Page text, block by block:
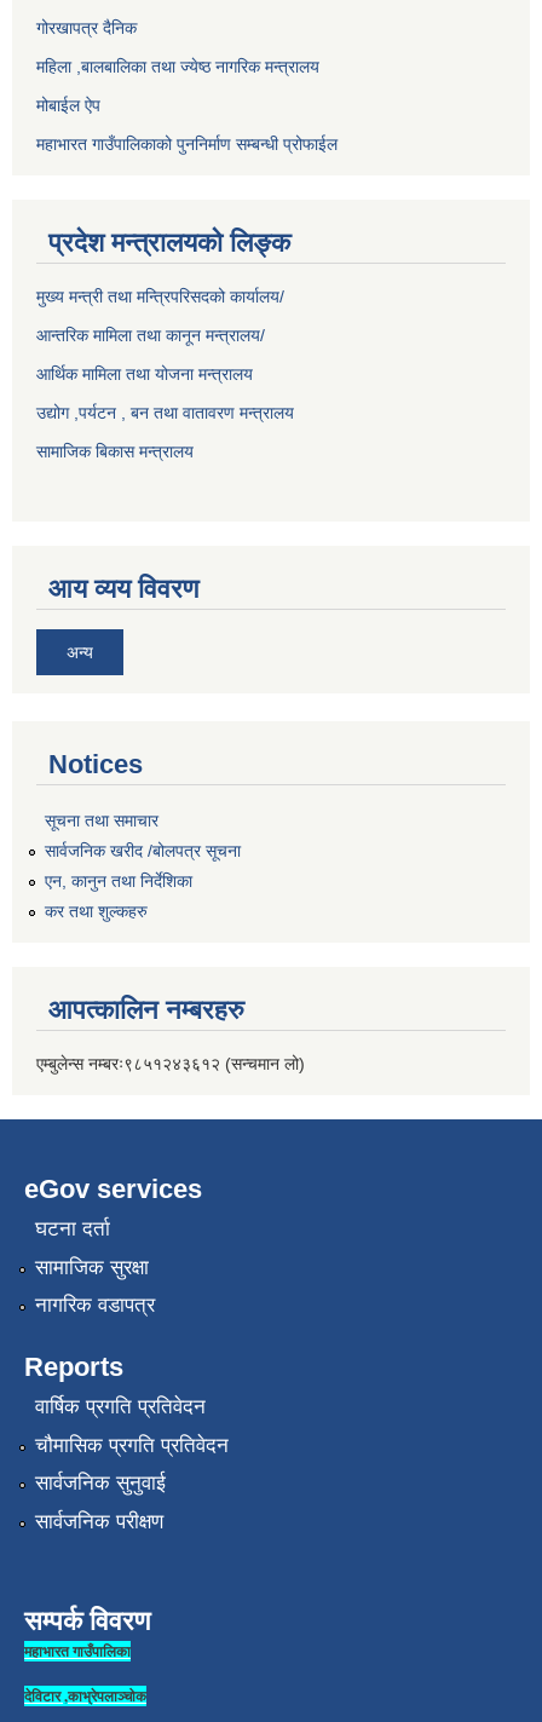
गोरखापत्र दैनिक
महिला ,बालबालिका तथा ज्येष्ठ नागरिक मन्त्रालय
मोबाईल ऐप
महाभारत गाउँपालिकाको पुननिर्माण सम्बन्धी प्रोफाईल
प्रदेश मन्त्रालयको लिङ्क
मुख्य मन्त्री तथा मन्त्रिपरिसदको कार्यालय/
आन्तरिक मामिला तथा कानून मन्त्रालय/
आर्थिक मामिला तथा योजना मन्त्रालय
उद्योग ,पर्यटन , बन तथा वातावरण मन्त्रालय
सामाजिक बिकास मन्त्रालय
आय व्यय विवरण
अन्य
Notices
सूचना तथा समाचार
सार्वजनिक खरीद /बोलपत्र सूचना
एन, कानुन तथा निर्देशिका
कर तथा शुल्कहरु
आपत्कालिन नम्बरहरु
एम्बुलेन्स नम्बरः९८५१२४३६१२ (सन्चमान लो)
eGov services
घटना दर्ता
सामाजिक सुरक्षा
नागरिक वडापत्र
Reports
वार्षिक प्रगति प्रतिवेदन
चौमासिक प्रगति प्रतिवेदन
सार्वजनिक सुनुवाई
सार्वजनिक परीक्षण
सम्पर्क विवरण
महाभारत गाउँपालिका
देविटार ,काभ्रेपलाञ्चोक